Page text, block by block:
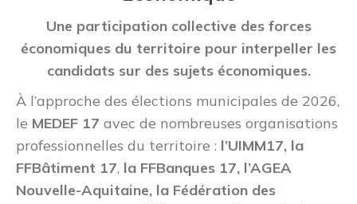
Une participation collective des forces
économiques du territoire pour interpeller les
candidats sur des sujets économiques.
À l’approche des élections municipales de 2026,
le MEDEF 17 avec de nombreuses organisations
professionnelles du territoire : l’UIMM17, la
FFBâtiment 17, la FFBanques 17, l’AGEA
Nouvelle-Aquitaine, la Fédération des